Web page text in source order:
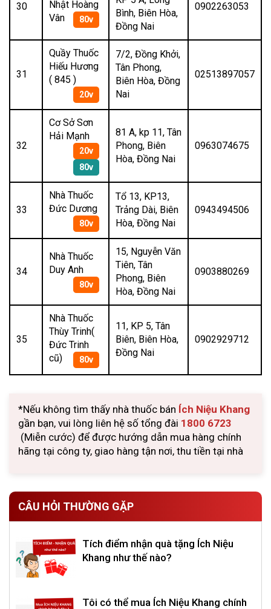
30
Nhật Hoàng
Vân
80v
Bình, Biên Hòa,
Đồng Nai
0902263053
31
Quầy Thuốc
Hiếu Hương
( 845 )
20v
7/2, Đồng Khởi,
Tân Phong,
Biên Hòa, Đồng
Nai
02513897057
32
Cơ Sở Sơn
Hải Mạnh
20v
80v
81 A, kp 11, Tân
Phong, Biên
Hòa, Đồng Nai
0963074675
33
Nhà Thuốc
Đức Dương
80v
Tổ 13, KP13,
Trảng Dài, Biên
Hòa, Đồng Nai
0943494506
34
Nhà Thuốc
Duy Anh
80v
15, Nguyễn Văn
Tiên, Tân
Phong, Biên
Hòa, Đồng Nai
0903880269
35
Nhà Thuốc
Thùy Trinh(
Đức Trinh
cũ)
80v
11, KP 5, Tân
Biên, Biên Hòa,
Đồng Nai
0902929712
*Nếu không tìm thấy nhà thuốc bán Ích Niệu Khang
gần bạn, vui lòng liên hệ số tổng đài 1800 6723
(Miễn cước) để được hướng dẫn mua hàng chính
hãng tại công ty, giao hàng tận nơi, thu tiền tại nhà
CÂU HỎI THƯỜNG GẶP
Tích điểm nhận quà tặng Ích Niệu
Khang như thế nào?
Tôi có thể mua Ích Niệu Khang chính